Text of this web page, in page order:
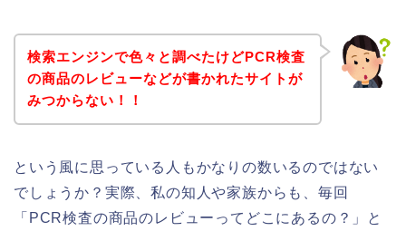
検索エンジンで色々と調べたけどPCR検査
の商品のレビューなどが書かれたサイトが
みつからない！！
という風に思っている人もかなりの数いるのではない
でしょうか？実際、私の知人や家族からも、毎回
「PCR検査の商品のレビューってどこにあるの？」と